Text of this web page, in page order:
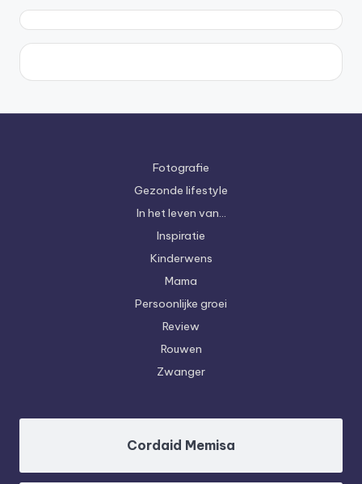
Fotografie
Gezonde lifestyle
In het leven van…
Inspiratie
Kinderwens
Mama
Persoonlijke groei
Review
Rouwen
Zwanger
Cordaid Memisa